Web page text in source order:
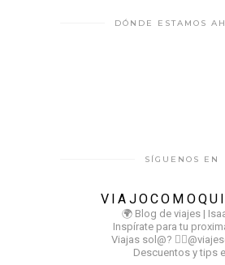
DÓNDE ESTAMOS
SÍGUENOS EN
🌍 Blog de viajes |
Inspírate para tu
Viajas sol@?
Descuentos y tips